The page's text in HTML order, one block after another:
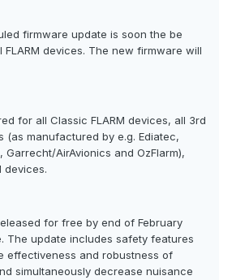
firmware update is soon the be
FLARM devices. The new firmware will
for all Classic FLARM devices, all 3rd
(as manufactured by e.g. Ediatec,
Garrecht/AirAvionics and OzFlarm),
devices.
for free by end of February
The update includes safety features
effectiveness and robustness of
simultaneously decrease nuisance